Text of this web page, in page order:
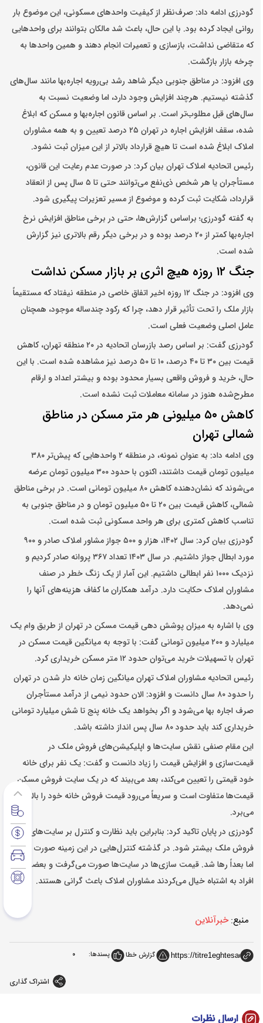
گودرزی ادامه داد: صرف‌نظر از کیفیت واحدهای مسکونی، این موضوع بار
روانی ایجاد کرده بود. با این حال، باعث شد مالکان بتوانند برای واحدهایی
که متقاضی نداشت، بازسازی و تعمیرات انجام دهند و همین واحدها به
چرخه بازار بازگشت.
وی افزود: در مناطق جنوبی دیگر شاهد رشد بی‌رویه اجاره‌بها مانند سال‌های
گذشته نیستیم. هرچند افزایش وجود دارد، اما وضعیت نسبت به
سال‌های قبل مطلوب‌تر است. بر اساس قانون اجاره‌بها و مسکن که ابلاغ
شده، سقف افزایش اجاره در تهران ۲۵ درصد تعیین و به همه مشاوران
املاک ابلاغ شده است تا هیچ قرارداد بالاتر از این میزان ثبت نشود.
رئیس اتحادیه املاک تهران بیان کرد: در صورت عدم رعایت این قانون،
مستأجران یا هر شخص ذی‌نفع می‌توانند حتی تا ۵ سال پس از انعقاد
قرارداد، شکایت ثبت کرده و موضوع از مسیر تعزیرات پیگیری شود.
به گفته گودرزی؛ براساس گزارش‌ها، حتی در برخی مناطق افزایش نرخ
اجاره‌بها کمتر از ۲۰ درصد بوده و در برخی دیگر رقم بالاتری نیز گزارش
شده است.
جنگ ۱۲ روزه هیچ اثری بر بازار مسکن نداشت
وی افزود: در جنگ ۱۲ روزه اخیر اتفاق خاصی در منطقه نیفتاد که مستقیماً
بازار ملک را تحت تأثیر قرار دهد، چرا که رکود چندساله موجود، همچنان
عامل اصلی وضعیت فعلی است.
گودرزی گفت: بر اساس رصد بازرسان اتحادیه در ۲۰ منطقه تهران، کاهش
قیمت بین ۳۰ تا ۴۰ درصد، ۱۰ تا ۵۰ درصد نیز مشاهده شده است. با این
حال، خرید و فروش واقعی بسیار محدود بوده و بیشتر اعداد و ارقام
مطرح‌شده هنوز در سامانه معاملات ثبت نشده است.
کاهش ۵۰ میلیونی هر متر مسکن در مناطق
شمالی تهران
وی ادامه داد: به عنوان نمونه، در منطقه ۲ واحدهایی که پیش‌تر ۳۸۰
میلیون تومان قیمت داشتند، اکنون با حدود ۳۰۰ میلیون تومان عرضه
می‌شوند که نشان‌دهنده کاهش ۸۰ میلیون تومانی است. در برخی مناطق
شمالی، کاهش قیمت بین ۲۰ تا ۵۰ میلیون تومان و در مناطق جنوبی به
تناسب کاهش کمتری برای هر واحد مسکونی ثبت شده است.
گودرزی بیان کرد: سال ۱۴۰۲، هزار و ۵۰۰ جواز مشاور املاک صادر و ۹۰۰
مورد ابطال جواز داشتیم. در سال ۱۴۰۳ تعداد ۳۶۷ پروانه صادر کردیم و
نزدیک ۱۰۰۰ نفر ابطالی داشتیم. این آمار از یک زنگ خطر در صنف
مشاوران املاک حکایت دارد. درآمد همکاران ما کفاف هزینه‌های آنها را
نمی‌دهد.
وی با اشاره به میزان پوشش دهی قیمت مسکن در تهران از طریق وام یک
میلیارد و ۲۰۰ میلیون تومانی گفت: با توجه به میانگین قیمت مسکن در
تهران با تسهیلات خرید می‌توان حدود ۱۲ متر مسکن خریداری کرد.
رئیس اتحادیه مشاوران املاک تهران میانگین زمان خانه دار شدن در تهران
را حدود ۸۰ سال دانست و افزود: الان حدود نیمی از درآمد مستأجران
صرف اجاره بها می‌شود و اگر بخواهد یک خانه پنج تا شش میلیارد تومانی
خریداری کند باید حدود ۸۰ سال پس انداز داشته باشد.
این مقام صنفی نقش سایت‌ها و اپلیکیشن‌های فروش ملک در
قیمت‌سازی و افزایش قیمت را زیاد دانست و گفت: یک نفر برای خانه
خود قیمتی را تعیین می‌کند، بعد می‌بیند که در یک سایت فروش مسکن
قیمت‌ها متفاوت است و سریعاً می‌رود قیمت فروش خانه خود را بالا
می‌برد.
گودرزی در پایان تاکید کرد: بنابراین باید نظارت و کنترل بر سایت‌های
فروش ملک بیشتر شود. در گذشته کنترل‌هایی در این زمینه صورت گرفت،
اما بعداً رها شد. قیمت سازی‌ها در سایت‌ها صورت می‌گرفت و بعضی
افراد به اشتباه خیال می‌کردند مشاوران املاک باعث گرانی هستند.
منبع:خبرآنلاین
گزارش خطا پسندها: 0
اشتراک گذاری
ارسال نظرات